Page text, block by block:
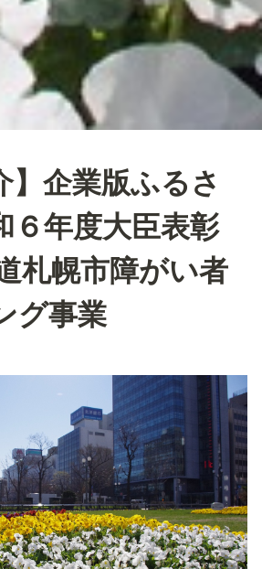
】企業版ふるさ
６年度大臣表彰
札幌市障がい者
グ事業